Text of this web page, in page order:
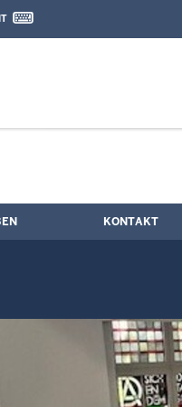
Kontaktformular
KONTAKT